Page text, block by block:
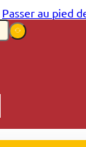
Passer au pied